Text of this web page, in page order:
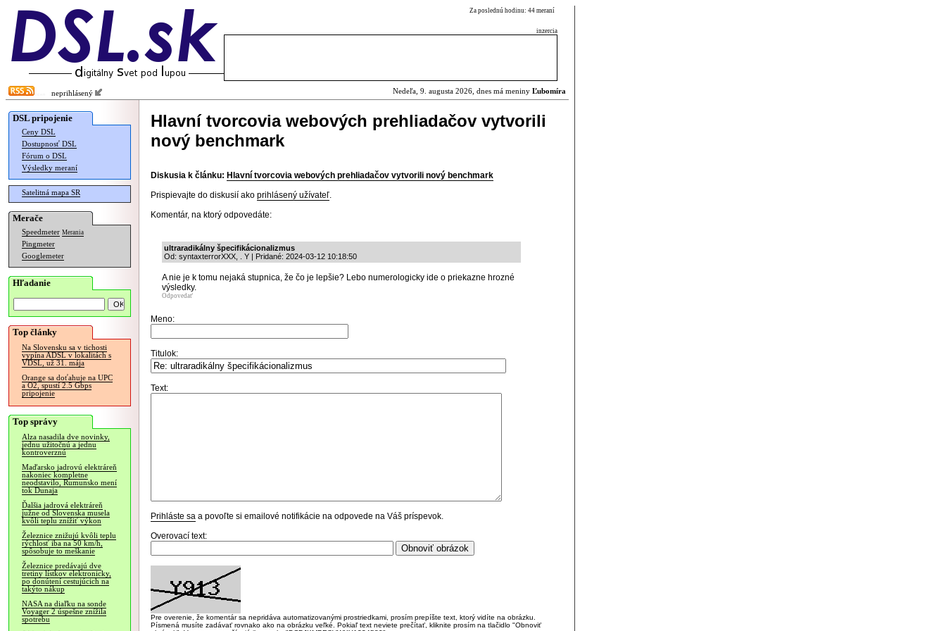
Za poslednú hodinu: 44 meraní
inzercia
neprihlásený Nedeľa, 9. augusta 2026, dnes má meniny Ľubomíra
DSL pripojenie
Ceny DSL
Dostupnosť DSL
Fórum o DSL
Výsledky meraní
Satelitná mapa SR
Merače
Speedmeter Merania
Pingmeter
Googlemeter
Hľadanie
Top články
Na Slovensku sa v tichosti
vypína ADSL v lokalitách s
VDSL, už 31. mája
Orange sa doťahuje na UPC
a O2, spustí 2.5 Gbps
pripojenie
Top správy
Alza nasadila dve novinky,
jednu užitočnú a jednu
kontroverznú
Maďarsko jadrovú elektráreň
nakoniec kompletne
neodstavilo, Rumunsko mení
tok Dunaja
Ďalšia jadrová elektráreň
južne od Slovenska musela
kvôli teplu znížiť výkon
Železnice znižujú kvôli teplu
rýchlosť iba na 50 km/h,
spôsobuje to meškanie
Železnice predávajú dve
tretiny lístkov elektronicky,
po donútení cestujúcich na
takýto nákup
NASA na diaľku na sonde
Voyager 2 úspešne znížila
spotrebu
Hlavní tvorcovia webových prehliadačov vytvorili
nový benchmark
Diskusia k článku: Hlavní tvorcovia webových prehliadačov vytvorili nový benchmark
Prispievajte do diskusií ako prihlásený užívateľ.
Komentár, na ktorý odpovedáte:
ultraradikálny špecifikácionalizmus
Od: syntaxterrorXXX, . Y | Pridané: 2024-03-12 10:18:50
A nie je k tomu nejaká stupnica, že čo je lepšie? Lebo numerologicky ide o priekazne hrozné
výsledky.
Odpovedať
Meno:
Titulok:
Text:
Prihláste sa a povoľte si emailové notifikácie na odpovede na Váš príspevok.
Overovací text:
Pre overenie, že komentár sa nepridáva automatizovanými prostriedkami, prosím prepíšte text, ktorý vidíte na obrázku.
Písmená musíte zadávať rovnako ako na obrázku veľké. Pokiaľ text neviete prečítať, kliknite prosím na tlačidlo "Obnoviť